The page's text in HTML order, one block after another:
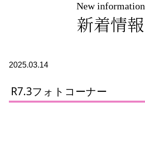
New information
新着情報
2025.03.14
R7.3フォトコーナー